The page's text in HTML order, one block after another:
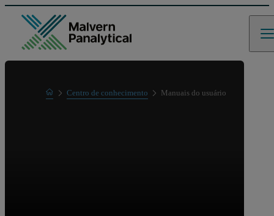
Home
Learn
Centro de conhecimento Manuais do usuário